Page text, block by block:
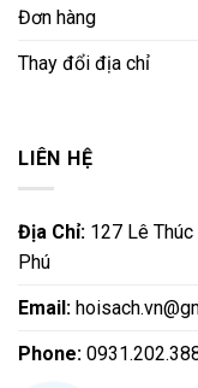
Đơn hàng
Thay đổi địa chỉ
LIÊN HỆ
Địa Chỉ: 127 Lê Thúc
Phú
Email:
Phone: